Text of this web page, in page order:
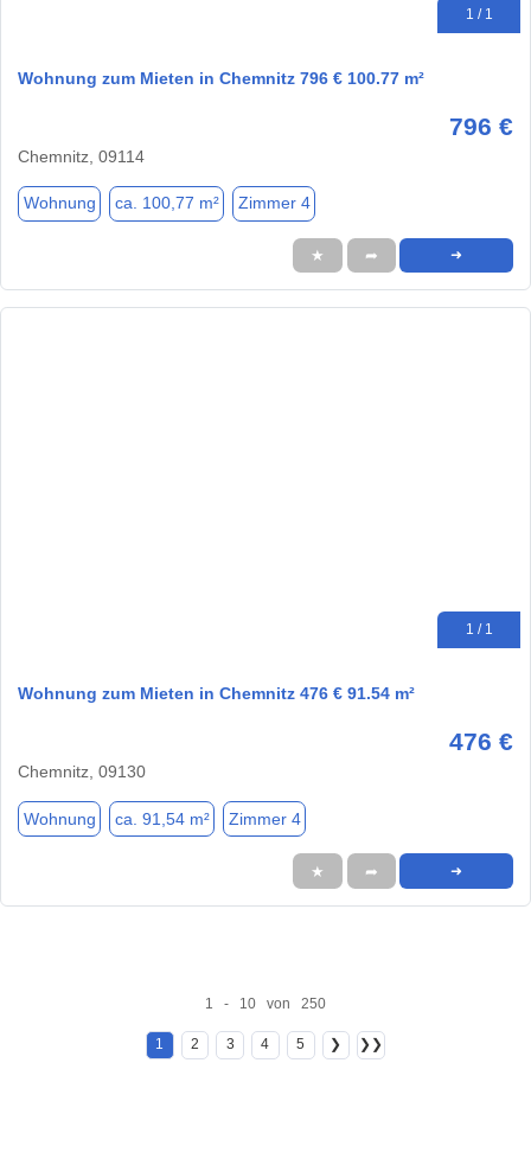
1 / 1
Wohnung zum Mieten in Chemnitz 796 € 100.77 m²
796 €
Chemnitz, 09114
Wohnung ca. 100,77 m² Zimmer 4
★ ➦ ➜
1 / 1
Wohnung zum Mieten in Chemnitz 476 € 91.54 m²
476 €
Chemnitz, 09130
Wohnung ca. 91,54 m² Zimmer 4
★ ➦ ➜
1 - 10 von 250
1 2 3 4 5 ❯ ❯❯